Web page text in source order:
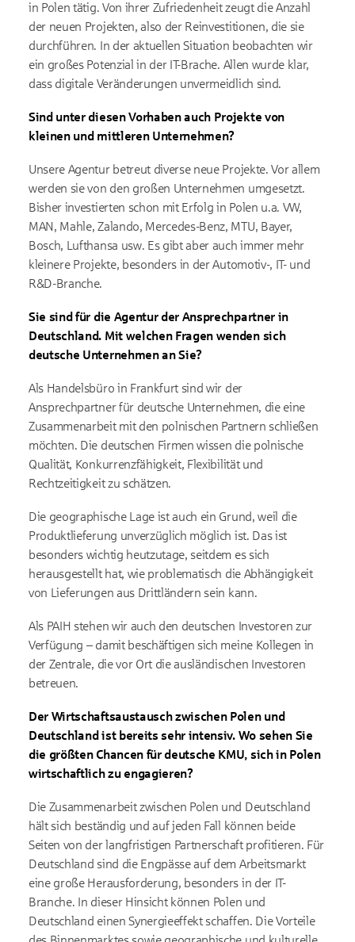
in Polen tätig. Von ihrer Zufriedenheit zeugt die Anzahl
der neuen Projekten, also der Reinvestitionen, die sie
durchführen. In der aktuellen Situation beobachten wir
ein großes Potenzial in der IT-Brache. Allen wurde klar,
dass digitale Veränderungen unvermeidlich sind.
Sind unter diesen Vorhaben auch Projekte von
kleinen und mittleren Unternehmen?
Unsere Agentur betreut diverse neue Projekte. Vor allem
werden sie von den großen Unternehmen umgesetzt.
Bisher investierten schon mit Erfolg in Polen u.a. VW,
MAN, Mahle, Zalando, Mercedes-Benz, MTU, Bayer,
Bosch, Lufthansa usw. Es gibt aber auch immer mehr
kleinere Projekte, besonders in der Automotiv-, IT- und
R&D-Branche.
Sie sind für die Agentur der Ansprechpartner in
Deutschland. Mit welchen Fragen wenden sich
deutsche Unternehmen an Sie?
Als Handelsbüro in Frankfurt sind wir der
Ansprechpartner für deutsche Unternehmen, die eine
Zusammenarbeit mit den polnischen Partnern schließen
möchten. Die deutschen Firmen wissen die polnische
Qualität, Konkurrenzfähigkeit, Flexibilität und
Rechtzeitigkeit zu schätzen.
Die geographische Lage ist auch ein Grund, weil die
Produktlieferung unverzüglich möglich ist. Das ist
besonders wichtig heutzutage, seitdem es sich
herausgestellt hat, wie problematisch die Abhängigkeit
von Lieferungen aus Drittländern sein kann.
Als PAIH stehen wir auch den deutschen Investoren zur
Verfügung – damit beschäftigen sich meine Kollegen in
der Zentrale, die vor Ort die ausländischen Investoren
betreuen.
Der Wirtschaftsaustausch zwischen Polen und
Deutschland ist bereits sehr intensiv. Wo sehen Sie
die größten Chancen für deutsche KMU, sich in Polen
wirtschaftlich zu engagieren?
Die Zusammenarbeit zwischen Polen und Deutschland
hält sich beständig und auf jeden Fall können beide
Seiten von der langfristigen Partnerschaft profitieren. Für
Deutschland sind die Engpässe auf dem Arbeitsmarkt
eine große Herausforderung, besonders in der IT-
Branche. In dieser Hinsicht können Polen und
Deutschland einen Synergieeffekt schaffen. Die Vorteile